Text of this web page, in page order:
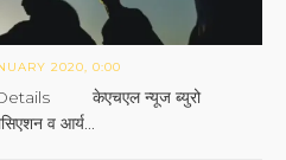
2020, 0:00
केएचएल न्यूज ब्युरो
व आर्य...